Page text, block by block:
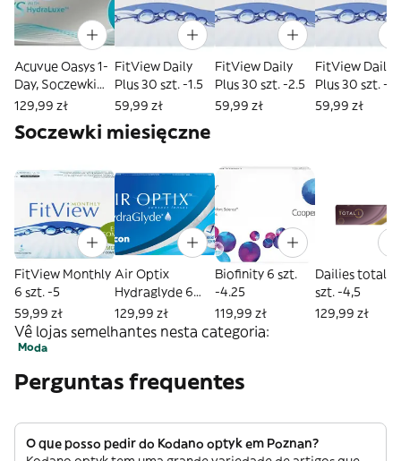
Acuvue Oasys 1-
Day, Soczewki
kontaktowe
Moc -4.2 Bc 8.5
129,99 zł
FitView Daily
Plus 30 szt. -1.5
59,99 zł
FitView Daily
Plus 30 szt. -2.5
59,99 zł
FitView Daily
Plus 30 szt. -2
59,99 zł
Soczewki miesięczne
FitView Monthly
6 szt. -5
59,99 zł
Air Optix
Hydraglyde 6
szt. -6
129,99 zł
Biofinity 6 szt.
-4.25
119,99 zł
Dailies total 1 30
szt. -4,5
129,99 zł
Vê lojas semelhantes nesta categoria:
Moda
Perguntas frequentes
O que posso pedir do Kodano optyk em Poznan?